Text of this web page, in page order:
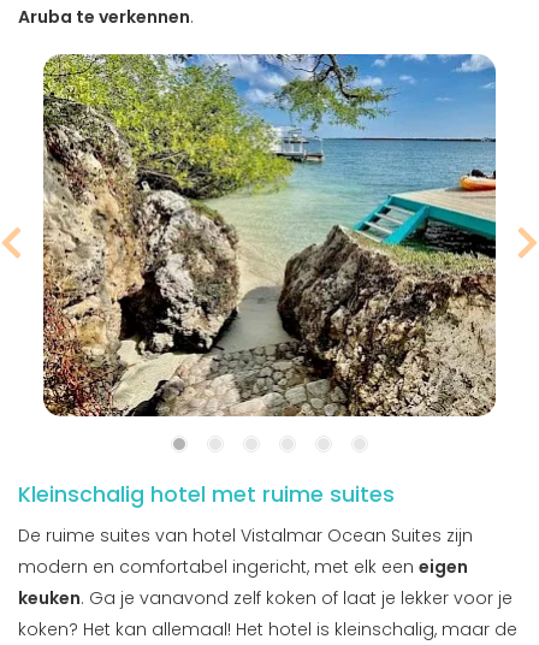
Aruba te verkennen.
Kleinschalig hotel met ruime suites
De ruime suites van hotel Vistalmar Ocean Suites zijn
modern en comfortabel ingericht, met elk een eigen
keuken. Ga je vanavond zelf koken of laat je lekker voor je
koken? Het kan allemaal! Het hotel is kleinschalig, maar de